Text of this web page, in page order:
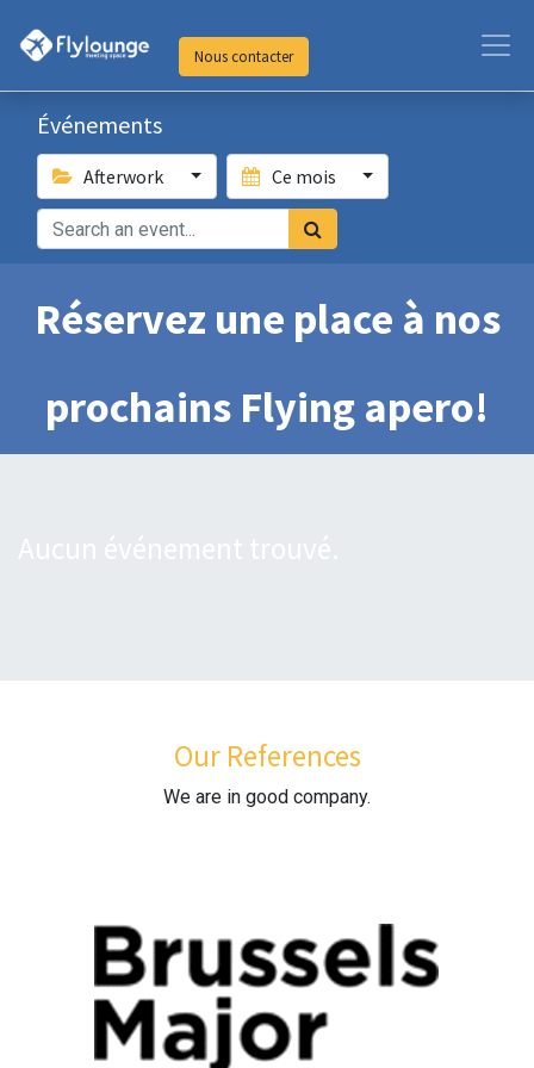
Nous contacter
Événements
Afterwork Ce mois
Réservez une place à nos
prochains Flying apero!
Our References
We are in good company.